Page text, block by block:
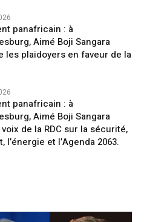
panafricain : à
Aimé Boji Sangara
les plaidoyers en faveur de la
panafricain : à
Aimé Boji Sangara
de la RDC sur la sécurité,
l’énergie et l’Agenda 2063.